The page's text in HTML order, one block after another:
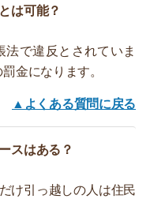
は可能？
で違反とされていま
金になります。
▲よくある質問に戻る
スはある？
け引っ越しの人は住民